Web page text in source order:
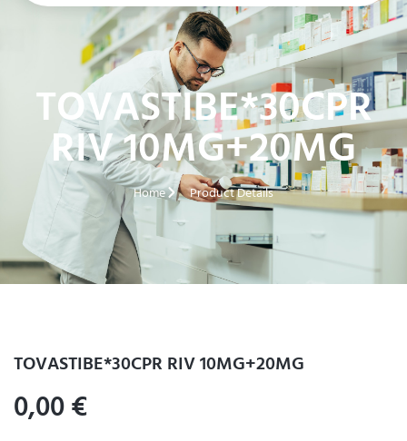
TOVASTIBE*30CPR
RIV 10MG+20MG
Home Product Details
TOVASTIBE*30CPR RIV 10MG+20MG
0,00€